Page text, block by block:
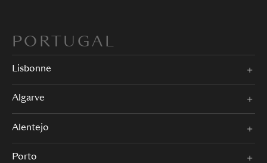
PORTUGAL
Lisbonne
Algarve
Alentejo
Porto